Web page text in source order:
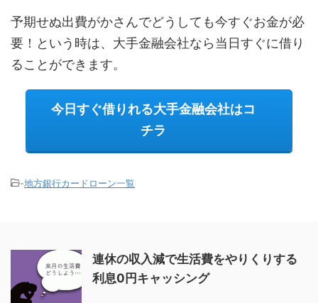
予期せぬ出費がかさんでどうしても今すぐお金が必
要！という時は、大手金融会社なら当日すぐに借り
ることができます。
今日すぐ借りれる大手金融会社はコ
チラ
-地方銀行カードローン一覧
連休の収入減で生活費をやりくりする
利息0円キャッシング